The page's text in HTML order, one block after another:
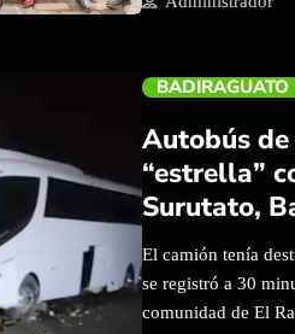
Avilés Rochín,
la importancia de
comunidad el
elementos
BADIRAGUATO
Autobús
“estrella”
Surutato,
El camión tenía
se registró a 30
comunidad de El